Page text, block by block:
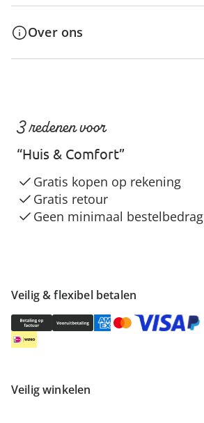
Over ons
Veilig & flexibel betalen
Veilig winkelen
3 redenen voor
“Huis & Comfort”
Gratis kopen op rekening
Gratis retour
Geen minimaal bestelbedrag